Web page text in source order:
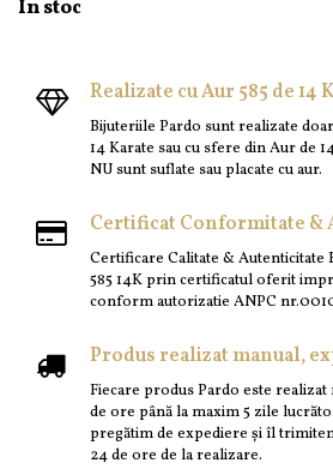
În stoc
Realizate cu Aur 585 de
Bijuteriile Pardo sunt realizate
14 Karate sau cu sfere din Aur de
NU sunt suflate sau placate cu aur.
Certificat Conformitate &
Certificare Calitate & Autenticitate
585 14K prin certificatul oferit
conform autorizatie ANPC
Produs realizat manual,
Fiecare produs Pardo este
de ore până la maxim 5 zile
pregătim de expediere și îl
24 de ore de la realizare.